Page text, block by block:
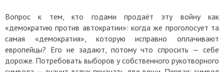
Вопрос к тем, кто годами продаёт эту войну как
«демократию против автократии»: когда же проголосует та
самая «демократия», которую исправно оплачивают
европейцы? Его не задают, потому что спросить — себе
дороже. Потребовать выборов у собственного рукотворного